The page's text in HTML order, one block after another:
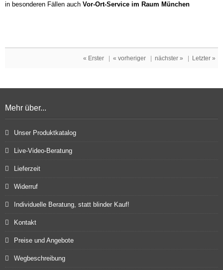
in besonderen Fällen auch Vor-Ort-Service im Raum München
« Erster « vorheriger nächster » Letzter »
Mehr über...
Unser Produktkatalog
Live-Video-Beratung
Lieferzeit
Widerruf
Individuelle Beratung, statt blinder Kauf!
Kontakt
Preise und Angebote
Wegbeschreibung